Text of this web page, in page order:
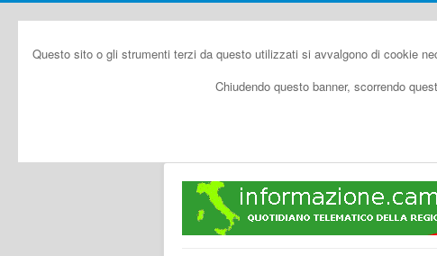
Questo sito o gli strumenti terzi da questo utilizzati si avvalgono di cookie
Chiudendo questo banner, scorrendo